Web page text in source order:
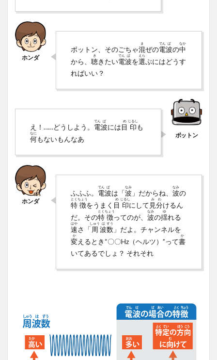
ボットン、そのごちゃ混
ま
ぜの電
でん
波
ぱ
の中
なか
から、 聴
き
きたい電
でん
波
ぱ
を選
えら
ぶにはどうす
ればいい？
え！……どうしよう。 電
でん
波
ぱ
には目
め
印
じるし
も
何
なに
もないもんなあ
ふふふ。 電
でん
波
ぱ
は「波
なみ
」だからね、 波
なみ
の
特
とく
徴
ちょう
をうまく 目
め
印
じるし
にして 見
み
分
わ
けるん
だ。その特
とく
徴
ちょう
ってのが、 波
なみ
の揺
ゆ
れる
速
はや
さ「 周
しゅう
波
は
数
すう
」だよ。チャンネルを
変
か
えるとき“〇〇Hz（ヘルツ）”って書
か
いてあるでしょ？ それそれ